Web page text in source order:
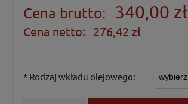
Cena brutto: 340,00 zł
Cena netto: 276,42 zł
* Rodzaj wkładu olejowego: